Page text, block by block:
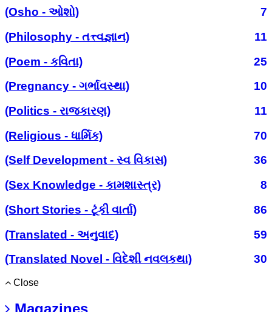
(Osho - ઓશો)
7
(Philosophy - તત્ત્વજ્ઞાન)
11
(Poem - કવિતા)
25
(Pregnancy - ગર્ભાવસ્થા)
10
(Politics - રાજકારણ)
11
(Religious - ધાર્મિક)
70
(Self Development - સ્વ વિકાસ)
36
(Sex Knowledge - કામશાસ્ત્ર)
8
(Short Stories - ટૂંકી વાર્તા)
86
(Translated - અનુવાદ)
59
(Translated Novel - વિદેશી નવલકથા)
30
Close
Magazines